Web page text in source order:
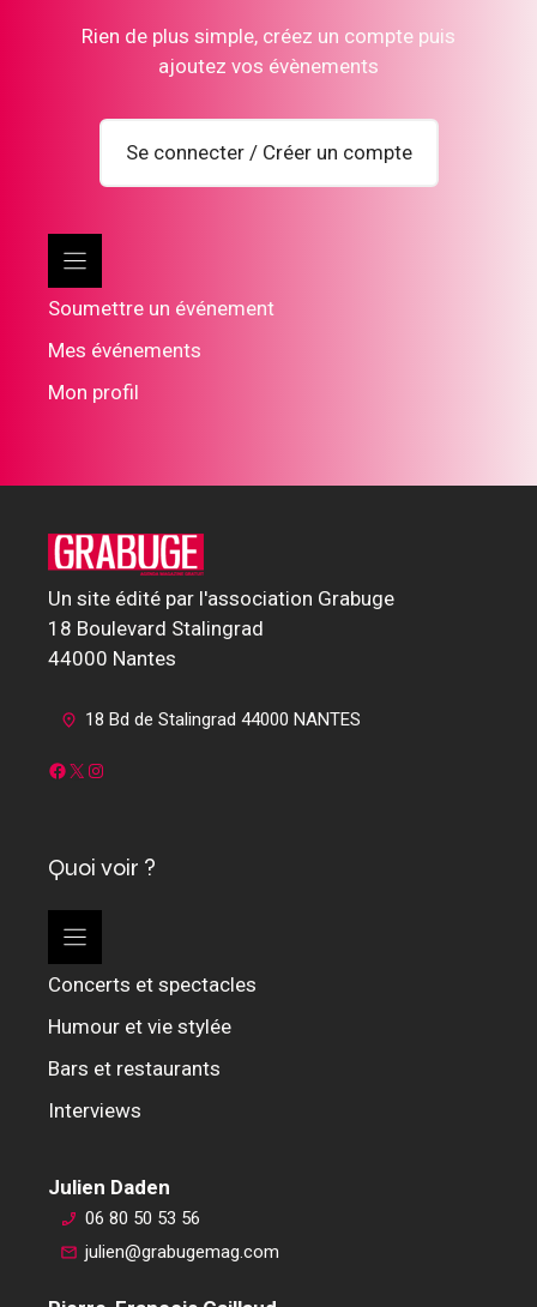
Rien de plus simple, créez un compte puis
ajoutez vos évènements
Se connecter / Créer un compte
Soumettre un événement
Mes événements
Mon profil
Un site édité par l'association Grabuge
18 Boulevard Stalingrad
44000 Nantes
18 Bd de Stalingrad 44000 NANTES
Facebook
X Instagram
Quoi voir ?
Concerts et spectacles
Humour et vie stylée
Bars et restaurants
Interviews
Julien Daden
06 80 50 53 56
julien@grabugemag.com